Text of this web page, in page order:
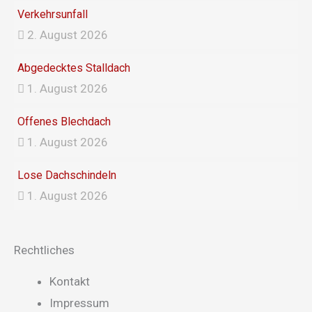
Verkehrsunfall
2. August 2026
Abgedecktes Stalldach
1. August 2026
Offenes Blechdach
1. August 2026
Lose Dachschindeln
1. August 2026
Rechtliches
Main
Menu
Kontakt
Impressum